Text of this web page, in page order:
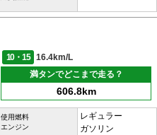
10・15
16.4km/L
満タンでどこまで走る？
606.8km
使用燃料
エンジン
レギュラー
ガソリン